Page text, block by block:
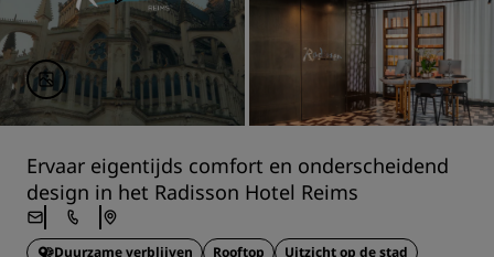
Ervaar eigentijds comfort en onderscheidend
design in het Radisson Hotel Reims
Duurzame verblijven Rooftop Uitzicht op de stad